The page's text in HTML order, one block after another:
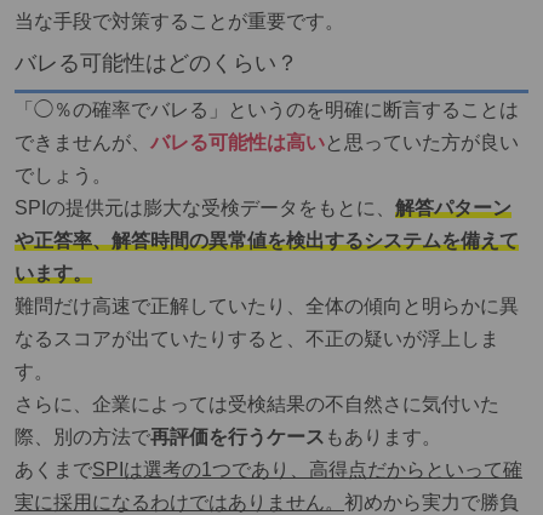
当な手段で対策することが重要です。
バレる可能性はどのくらい？
「◯％の確率でバレる」というのを明確に断言することは
できませんが、 バレる可能性は高いと思っていた方が良い
でしょう。
SPIの提供元は膨大な受検データをもとに、 解答パターン
や正答率、解答時間の異常値を検出するシステムを備えて
います。
難問だけ高速で正解していたり、全体の傾向と明らかに異
なるスコアが出ていたりすると、不正の疑いが浮上しま
す。
さらに、企業によっては受検結果の不自然さに気付いた
際、別の方法で再評価を行うケース もあります。
あくまでSPIは選考の1つであり、高得点だからといって確
実に採用になるわけではありません。 初めから実力で勝負